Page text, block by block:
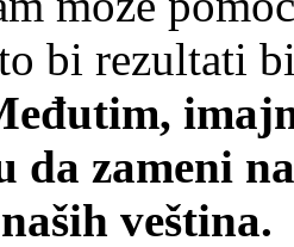
bi rezultati
da zameni
veština.